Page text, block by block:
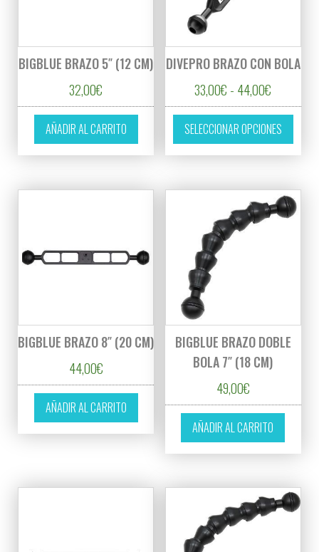
BIGBLUE BRAZO 5″ (12 CM)
32,00€
AÑADIR AL CARRITO
DIVEPRO BRAZO CON BOLA
33,00€ - 44,00€
SELECCIONAR OPCIONES
Este
BIGBLUE BRAZO 8″ (20 CM)
44,00€
AÑADIR AL CARRITO
BIGBLUE BRAZO DOBLE
BOLA 7″ (18 CM)
49,00€
AÑADIR AL CARRITO